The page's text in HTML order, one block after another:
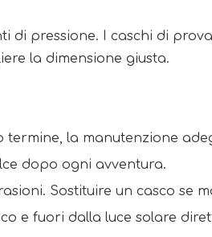
di pressione. I caschi di
la dimensione giusta.
la manutenzione
dopo ogni avventura.
Sostituire un casco se
e fuori dalla luce solare